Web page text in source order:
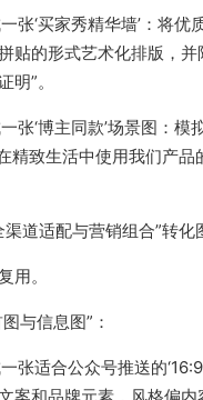
张‘买家秀精华墙’：将优
贴的形式艺术化排版，并
明”。
张‘博主同款’场景图：模
精致生活中使用我们产品
道适配与营销组合”转化
用。
与信息图”：
张适合公众号推送的